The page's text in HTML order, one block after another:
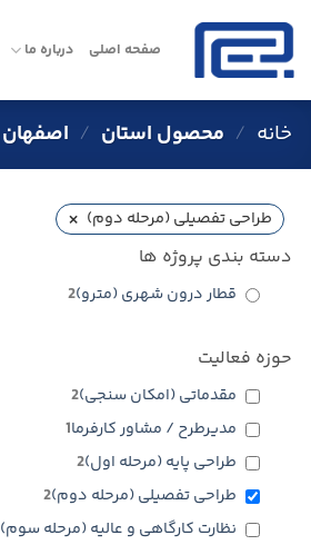
content
صفحه اصلی درباره ما
خانه / محصول استان / اصفهان
طراحی تفصیلی (مرحله دوم) ×
دسته بندی پروژه ها
قطار درون شهری (مترو)2
حوزه فعالیت
مقدماتی (امکان سنجی)2
مدیرطرح / مشاور كارفرما1
طراحی پایه (مرحله اول)2
طراحی تفصیلی (مرحله دوم)2
نظارت كارگاهی و عالیه (مرحله سوم)